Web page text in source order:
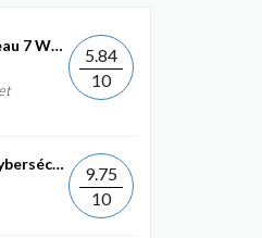
Éstiam Parcours Niveau 7 Web &...
5.84
10
Mastère Expert en Cybersécurité
9.75
10